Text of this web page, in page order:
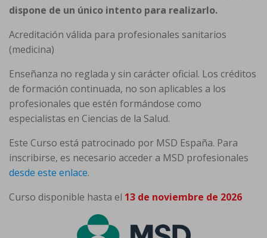
dispone de un único intento para realizarlo.
Acreditación válida para profesionales sanitarios
(medicina)
Enseñanza no reglada y sin carácter oficial. Los créditos
de formación continuada, no son aplicables a los
profesionales que estén formándose como
especialistas en Ciencias de la Salud.
Este Curso está patrocinado por MSD España. Para
inscribirse, es necesario acceder a MSD profesionales
desde este enlace.
Curso disponible hasta el 13 de noviembre de 2026